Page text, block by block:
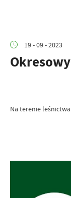
19 - 09 - 2023
Na terenie